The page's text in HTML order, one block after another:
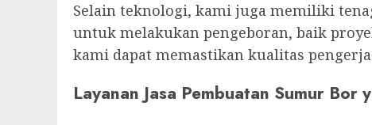
Selain teknologi, kami juga memiliki
untuk melakukan pengeboran, baik
kami dapat memastikan kualitas
Layanan Jasa Pembuatan Sumur Bor